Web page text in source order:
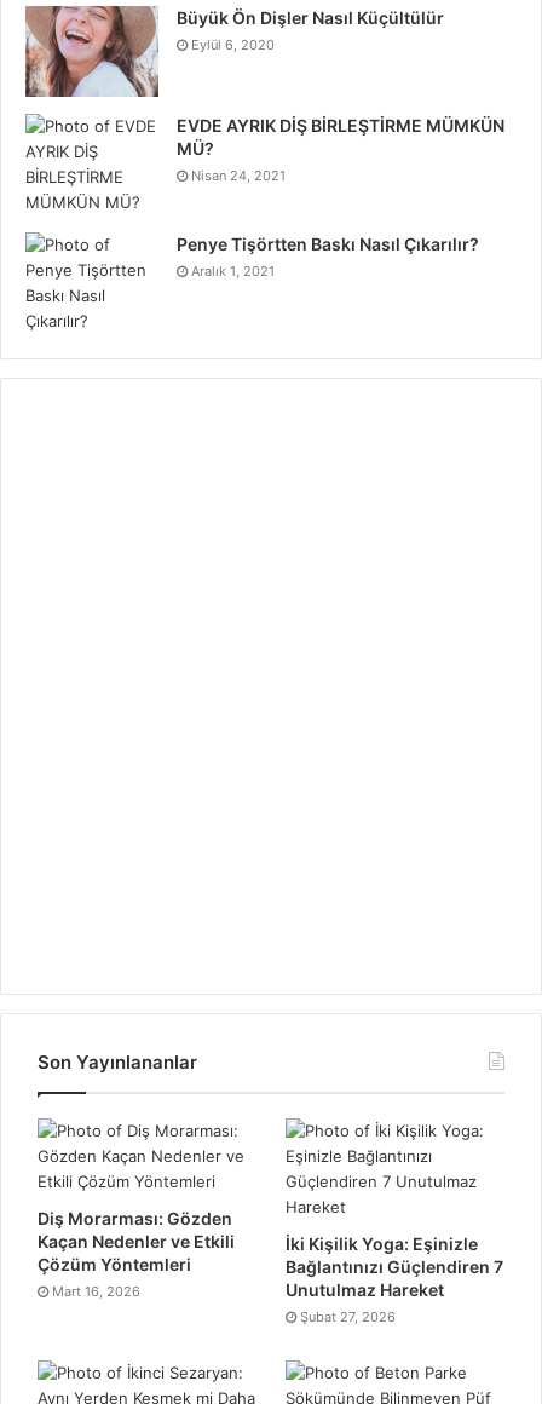
Büyük Ön Dişler Nasıl Küçültülür
Eylül 6, 2020
EVDE AYRIK DİŞ BİRLEŞTİRME MÜMKÜN
MÜ?
Nisan 24, 2021
Penye Tişörtten Baskı Nasıl Çıkarılır?
Aralık 1, 2021
Son Yayınlananlar
Diş Morarması: Gözden
Kaçan Nedenler ve Etkili
Çözüm Yöntemleri
Mart 16, 2026
İki Kişilik Yoga: Eşinizle
Bağlantınızı Güçlendiren 7
Unutulmaz Hareket
Şubat 27, 2026